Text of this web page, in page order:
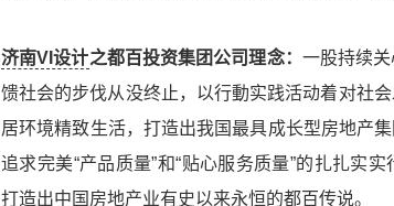
济南VI设计之都百投资集团公司理念： 一股持续
馈社会的步伐从没终止，以行動实践活动着对社
居环境精致生活，打造出我国最具成长型房地产
追求完美“产品质量”和“贴心服务质量”的扎扎实
打造出中国房地产业有史以来永恒的都百传说。